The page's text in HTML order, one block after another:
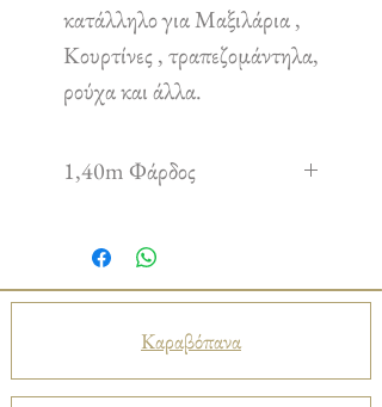
κατάλληλο για Μαξιλάρια ,
Κουρτίνες , τραπεζομάντηλα,
ρούχα και άλλα.
1,40m Φάρδος
Καραβόπανα